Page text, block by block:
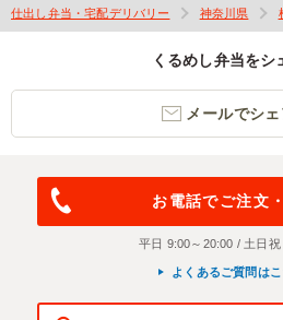
仕出し弁当・宅配デリバリー 神奈川県
くるめし弁当をシ
メールでシ
お電話でご注文
平日 9:00～20:00 / 土日
よくあるご質問は